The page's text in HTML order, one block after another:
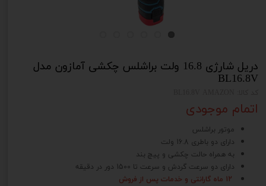
دریل شارژی 16.8 ولت براشلس چکشی آمازون مدل
BL16.8V
اتمام موجودی
موتور براشلس
دارای دو باطری 16.8 ولت
به همراه حالت چکشی و پیچ بند
دارای دو سرعت گردش و سرعت تا 1500 دور در دقیقه
12 ماه گارانتی و خدمات پس از فروش